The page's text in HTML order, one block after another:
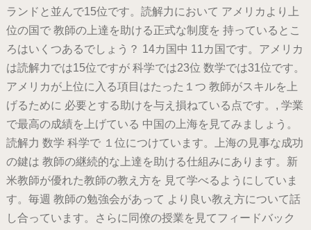
ランドと並んで15位です。読解力において アメリカより上
位の国で 教師の上達を助ける正式な制度を 持っているとこ
ろはいくつあるでしょう？ 14カ国中 11カ国です。アメリカ
は読解力では15位ですが 科学では23位 数学では31位です。
アメリカが上位に入る項目はたった１つ 教師がスキルを上
げるために 必要とする助けを与え損ねている点です。, 学業
で最高の成績を上げている 中国の上海を見てみましょう。
読解力 数学 科学で １位につけています。上海の見事な成功
の鍵は 教師の継続的な上達を助ける仕組みにあります。新
米教師が優れた教師の教え方を 見て学べるようにしていま
す。毎週 教師の勉強会があって より良い教え方について話
し合っています。さらに同僚の授業を見てフィードバック